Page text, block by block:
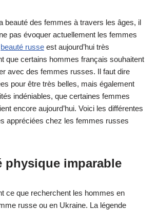
beauté des femmes à travers les âges, il
pas évoquer actuellement les femmes
beauté russe est aujourd’hui très
que certains hommes français souhaitent
avec des femmes russes. Il faut dire
pour être très belles, mais également
indéniables, que certaines femmes
encore aujourd’hui. Voici les différentes
appréciées chez les femmes russes
physique imparable
ce que recherchent les hommes en
russe ou en Ukraine. La légende